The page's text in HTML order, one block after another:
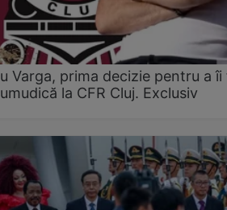
Varga, prima decizie pentru a îi
la CFR Cluj. Exclusiv